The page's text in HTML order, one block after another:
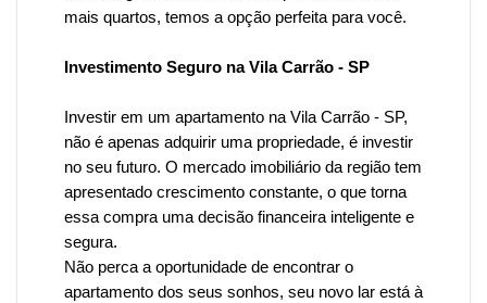
mais quartos, temos a opção perfeita para você.
Investimento Seguro na Vila Carrão - SP
Investir em um apartamento na Vila Carrão - SP,
não é apenas adquirir uma propriedade, é investir
no seu futuro. O mercado imobiliário da região tem
apresentado crescimento constante, o que torna
essa compra uma decisão financeira inteligente e
segura.
Não perca a oportunidade de encontrar o
apartamento dos seus sonhos, seu novo lar está à